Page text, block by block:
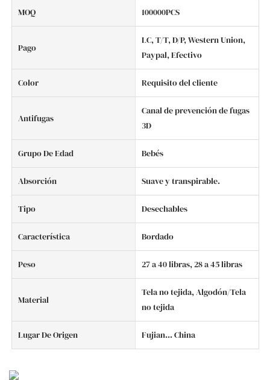
MOQ 100000PCS
Pago
LC, T/T, D/P, Western Union,
Paypal, Efectivo
Color Requisito del cliente
Antifugas
Canal de prevención de fugas
3D
Grupo De Edad Bebés
Absorción Suave y transpirable.
Tipo Desechables
Característica Bordado
Peso 27 a 40 libras, 28 a 45 libras
Material
Tela no tejida, Algodón/Tela
no tejida
Lugar De Origen Fujian... China